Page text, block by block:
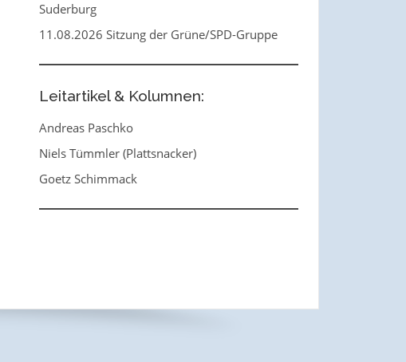
Suderburg
11.08.2026 Sitzung der Grüne/SPD-Gruppe
Leitartikel & Kolumnen:
Andreas Paschko
Niels Tümmler (Plattsnacker)
Goetz Schimmack